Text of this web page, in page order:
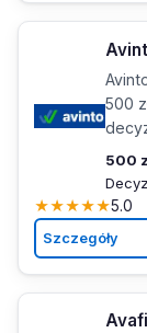
500
500
★★★★★5.0
Szczegóły